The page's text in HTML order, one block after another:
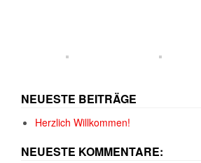
NEUESTE BEITRÄGE
Herzlich Willkommen!
NEUESTE KOMMENTARE: